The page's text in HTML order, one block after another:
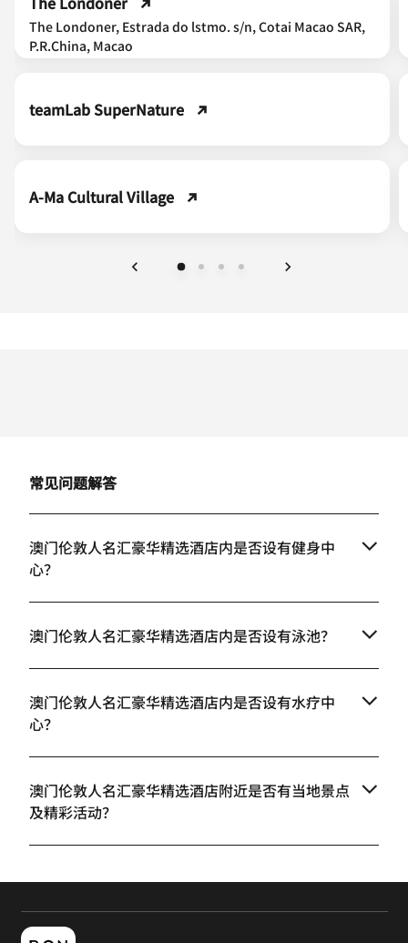
The Londoner, Estrada do lstmo. s/n, Cotai Macao SAR,
P.R.China, Macao
teamLab SuperNature
A-Ma Cultural Village
常见问题解答
澳门伦敦人名汇豪华精选酒店内是否设有健身中
心？
澳门伦敦人名汇豪华精选酒店内是否设有泳池？
澳门伦敦人名汇豪华精选酒店内是否设有水疗中
心？
澳门伦敦人名汇豪华精选酒店附近是否有当地景点
及精彩活动？